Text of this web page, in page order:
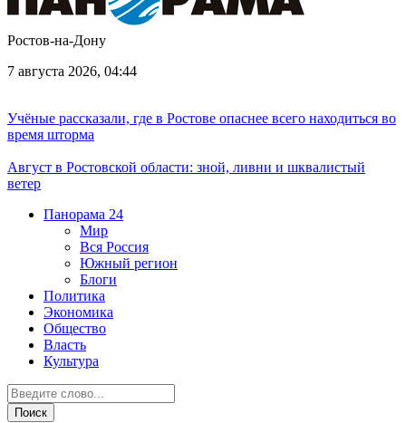
Ростов-на-Дону
7 августа 2026, 04:44
Учёные рассказали, где в Ростове опаснее всего находиться во
время шторма
Август в Ростовской области: зной, ливни и шквалистый
ветер
Панорама 24
Мир
Вся Россия
Южный регион
Блоги
Политика
Экономика
Общество
Власть
Культура